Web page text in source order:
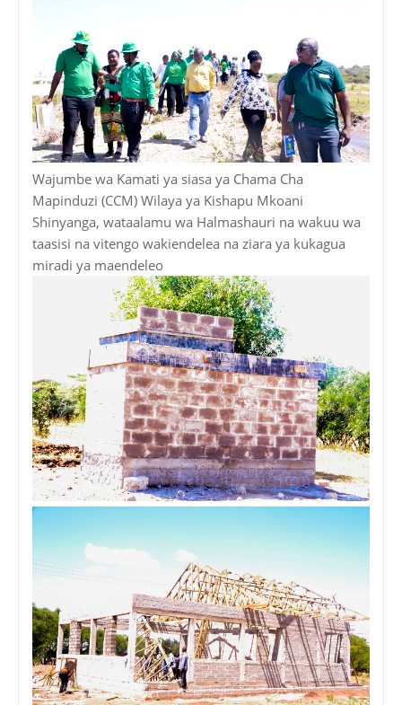
Wajumbe wa Kamati ya siasa ya Chama Cha
Mapinduzi (CCM) Wilaya ya Kishapu Mkoani
Shinyanga, wataalamu wa Halmashauri na wakuu wa
taasisi na vitengo wakiendelea na ziara ya kukagua
miradi ya maendeleo